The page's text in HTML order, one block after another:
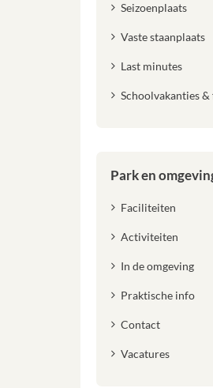
Seizoenplaats
Vaste staanplaats
Last minutes
Schoolvakanties &
Park en
Faciliteiten
Activiteiten
In de omgeving
Praktische info
Contact
Vacatures